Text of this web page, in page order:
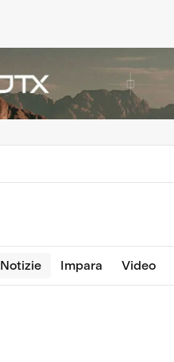
Notizie Impara Video